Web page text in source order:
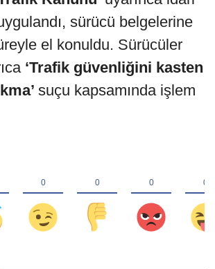
sürücü belgelerine
el konuldu. Sürücüler
‘Trafik güvenliğini kasten
suçu kapsamında işlem